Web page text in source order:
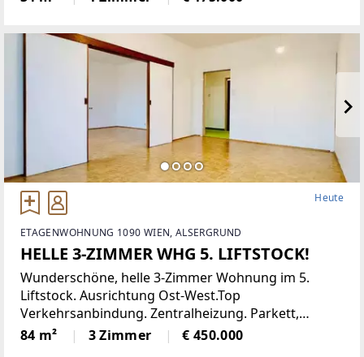
angenehme Wohnatmosphäre. Sie verfügt über
Heute
ETAGENWOHNUNG 1090 WIEN, ALSERGRUND
HELLE 3-ZIMMER WHG 5. LIFTSTOCK!
Wunderschöne, helle 3-Zimmer Wohnung im 5.
Liftstock. Ausrichtung Ost-West.Top
Verkehrsanbindung. Zentralheizung. Parkett,
Jalousien, Abstellraum. Kellerabteil.Diese
lichtdurchflutete Etagenwohnung bietet reichlich
84 m² 3 Zimmer € 450.000